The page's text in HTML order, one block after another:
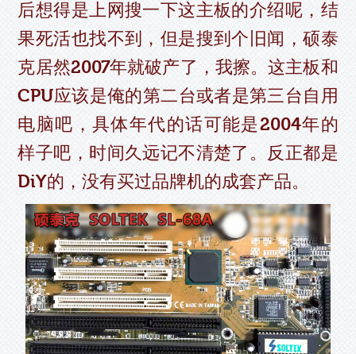
后想得是上网搜一下这主板的介绍呢，结
果死活也找不到，但是搜到个旧闻，硕泰
克居然2007年就破产了，我擦。这主板和
CPU应该是俺的第二台或者是第三台自用
电脑吧，具体年代的话可能是2004年的
样子吧，时间久远记不清楚了。反正都是
DiY的，没有买过品牌机的成套产品。